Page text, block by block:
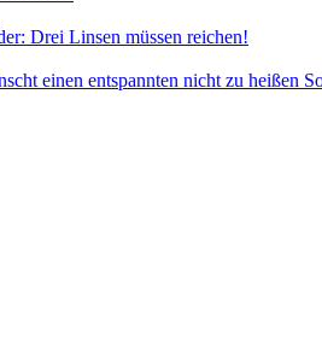
Drei Linsen müssen reichen!
einen entspannten nicht zu heißen